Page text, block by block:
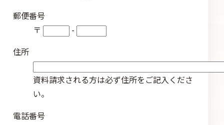
郵便番号
〒
-
住所
資料請求される方は必ず住所をご記入くださ
い。
電話番号